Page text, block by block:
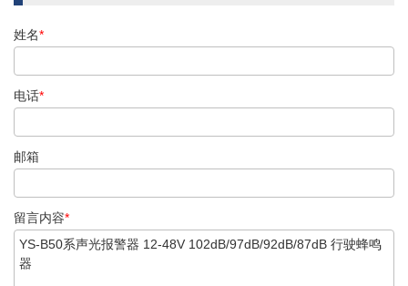
姓名*
电话*
邮箱
留言内容*